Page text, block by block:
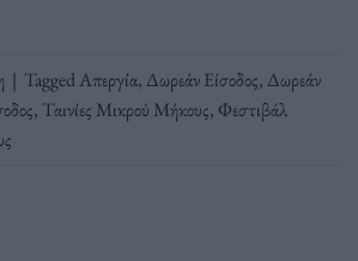
| TaggedΑπεργία, Δωρεάν Είσοδος, Δωρεάν
, Ταινίες Μικρού Μήκους, Φεστιβάλ